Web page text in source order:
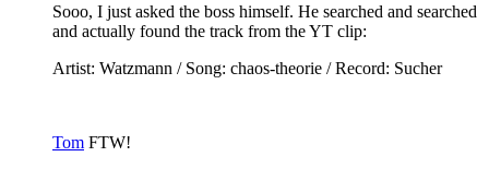
Sooo, I just asked the boss himself. He searched and searched
and actually found the track from the YT clip:
Artist: Watzmann / Song: chaos-theorie / Record: Sucher
Tom FTW!